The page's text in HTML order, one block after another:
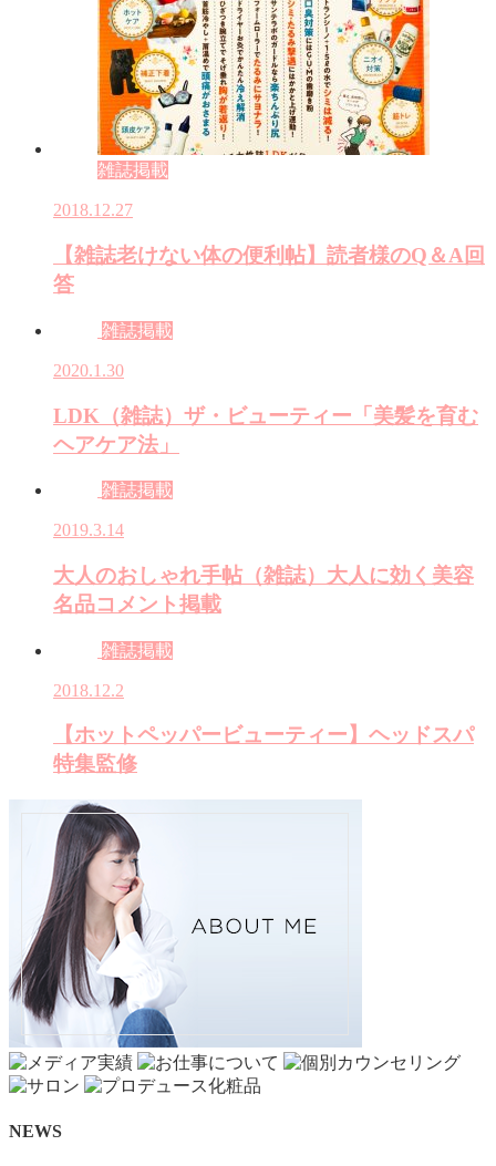
雑誌掲載
2018.12.27
【雑誌老けない体の便利帖】読者様のQ＆A回
答
雑誌掲載
2020.1.30
LDK（雑誌）ザ・ビューティー「美髪を育む
ヘアケア法」
雑誌掲載
2019.3.14
大人のおしゃれ手帖（雑誌）大人に効く美容
名品コメント掲載
雑誌掲載
2018.12.2
【ホットペッパービューティー】ヘッドスパ
特集監修
NEWS